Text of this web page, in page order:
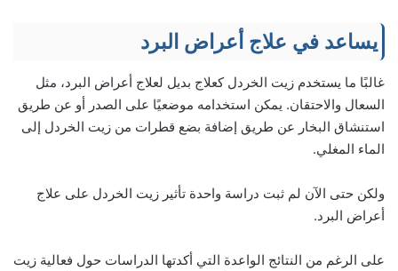
يساعد في علاج أعراض البرد
غالبًا ما يستخدم زيت الخردل كعلاج بديل لعلاج أعراض البرد، مثل
السعال والاحتقان. يمكن استخدامه موضعيًا على الصدر أو عن طريق
استنشاق البخار عن طريق إضافة بضع قطرات من زيت الخردل إلى
الماء المغلي.
ولكن حتى الآن لم ثبت دراسة واحدة تأثير زيت الخردل على علاج
أعراض البرد.
على الرغم من النتائج الواعدة التي أكدتها الدراسات حول فعالية زيت